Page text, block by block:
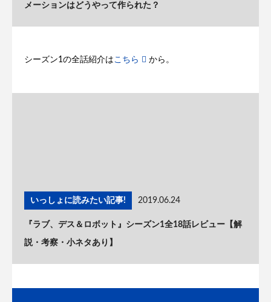
メーションはどうやって作られた？
シーズン1の全話紹介は こちら から。
いっしょに読みたい記事! 2019.06.24
『ラブ、デス＆ロボット』シーズン1全18話レビュー【解
説・考察・小ネタあり】